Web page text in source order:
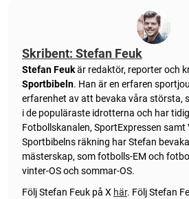
Skribent: Stefan Feuk
Stefan Feukär redaktör, reporter och
Sportbibeln. Han är en erfaren
erfarenhet av att bevaka våra största,
i de populäraste idrotterna och har
Fotbollskanalen, SportExpressen
Sportbibelns räkning har Stefan
mästerskap, som fotbolls-EM och
vinter-OS och sommar-OS.
Följ Stefan Feuk på X här. Följ Stefan